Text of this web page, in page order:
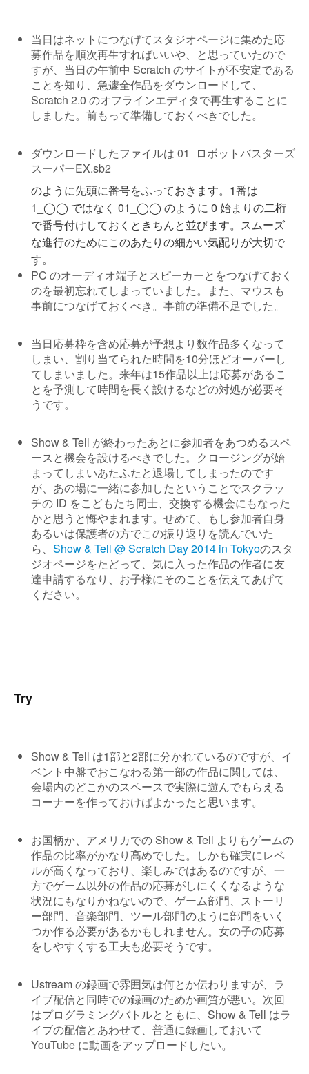
当日はネットにつなげてスタジオページに集めた応
募作品を順次再生すればいいや、と思っていたので
すが、当日の午前中 Scratch のサイトが不安定である
ことを知り、急遽全作品をダウンロードして、
Scratch 2.0 のオフラインエディタで再生することに
しました。前もって準備しておくべきでした。
ダウンロードしたファイルは 01_ロボットバスターズ
スーパーEX.sb2
のように先頭に番号をふっておきます。1番は
1_◯◯ ではなく 01_◯◯ のように 0 始まりの二桁
で番号付けしておくときちんと並びます。スムーズ
な進行のためにこのあたりの細かい気配りが大切で
す。
PC のオーディオ端子とスピーカーとをつなげておく
のを最初忘れてしまっていました。また、マウスも
事前につなげておくべき。事前の準備不足でした。
当日応募枠を含め応募が予想より数作品多くなって
しまい、割り当てられた時間を10分ほどオーバーし
てしまいました。来年は15作品以上は応募があるこ
とを予測して時間を長く設けるなどの対処が必要そ
うです。
Show & Tell が終わったあとに参加者をあつめるスペ
ースと機会を設けるべきでした。クロージングが始
まってしまいあたふたと退場してしまったのです
が、あの場に一緒に参加したということでスクラッ
チの ID をこどもたち同士、交換する機会にもなった
かと思うと悔やまれます。せめて、もし参加者自身
あるいは保護者の方でこの振り返りを読んでいた
ら、 Show & Tell @ Scratch Day 2014 in Tokyoのスタ
ジオページをたどって、気に入った作品の作者に友
達申請するなり、お子様にそのことを伝えてあげて
ください。
Try
Show & Tell は1部と2部に分かれているのですが、イ
ベント中盤でおこなわる第一部の作品に関しては、
会場内のどこかのスペースで実際に遊んでもらえる
コーナーを作っておけばよかったと思います。
お国柄か、アメリカでの Show & Tell よりもゲームの
作品の比率がかなり高めでした。しかも確実にレベ
ルが高くなっており、楽しみではあるのですが、一
方でゲーム以外の作品の応募がしにくくなるような
状況にもなりかねないので、ゲーム部門、ストーリ
ー部門、音楽部門、ツール部門のように部門をいく
つか作る必要があるかもしれません。女の子の応募
をしやすくする工夫も必要そうです。
Ustream の録画で雰囲気は何とか伝わりますが、ラ
イブ配信と同時での録画のためか画質が悪い。次回
はプログラミングバトルとともに、Show & Tell はラ
イブの配信とあわせて、普通に録画しておいて
YouTube に動画をアップロードしたい。